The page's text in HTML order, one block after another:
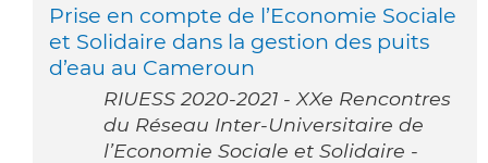
Prise en compte de l’Economie Sociale
et Solidaire dans la gestion des puits
d’eau au Cameroun
RIUESS 2020-2021 - XXe Rencontres
du Réseau Inter-Universitaire de
l’Economie Sociale et Solidaire -